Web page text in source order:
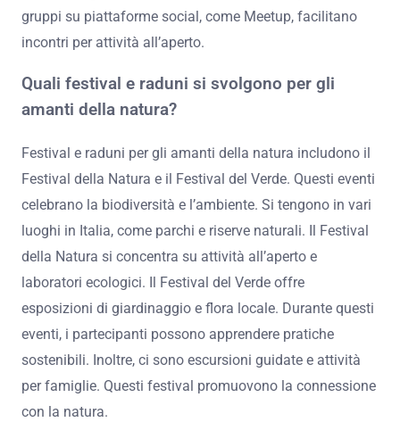
gruppi su piattaforme social, come Meetup, facilitano
incontri per attività all’aperto.
Quali festival e raduni si svolgono per gli
amanti della natura?
Festival e raduni per gli amanti della natura includono il
Festival della Natura e il Festival del Verde. Questi eventi
celebrano la biodiversità e l’ambiente. Si tengono in vari
luoghi in Italia, come parchi e riserve naturali. Il Festival
della Natura si concentra su attività all’aperto e
laboratori ecologici. Il Festival del Verde offre
esposizioni di giardinaggio e flora locale. Durante questi
eventi, i partecipanti possono apprendere pratiche
sostenibili. Inoltre, ci sono escursioni guidate e attività
per famiglie. Questi festival promuovono la connessione
con la natura.